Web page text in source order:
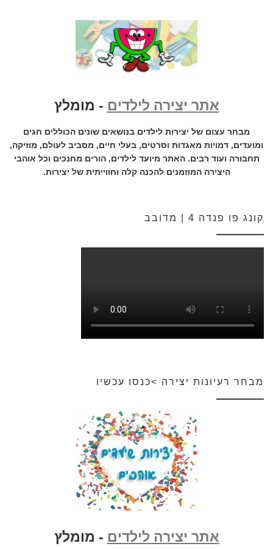
אתר יצירה לילדים - מומלץ
מבחר עצום של יצירות לילדים בנושאים שונים הכוללים חגים
ומועדים, דמויות מאגדות וסרטים, בעלי חיים, מסביב לעולם, מוזיקה,
תחבורה ועוד רבים. האתר מיועד לילדים, הורים מחנכים וכל אוהבי
היצירה המוזמנים להכנה קלה וחווייתית של יצירות.
קונג פו פנדה 4 | מדובב
מבחר רעיונות יצירה >כנסו עכשיו
אתר יצירה לילדים - מומלץ